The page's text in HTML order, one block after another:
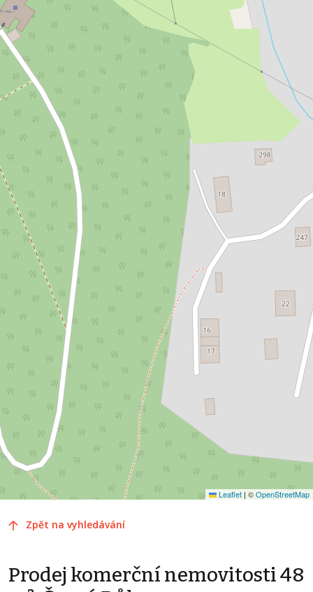
Leaflet | ©OpenStreetMap
Zpět na vyhledávání
Prodej komerční nemovitosti 48